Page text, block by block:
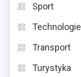
Sport
Technologie
Transport
Turystyka